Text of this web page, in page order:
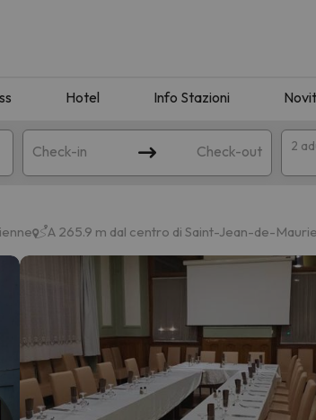
Hotel Info Stazioni
Check-in Check-out 2
alla sua ricerca. Provare a modificare la
A 265.9 m dal centro di Saint-Jean-de-